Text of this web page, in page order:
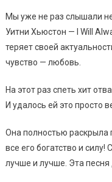
Мы уже не раз слышали
Уитни Хьюстон — I Will
теряет своей
чувство — любовь.
На этот раз спеть хит
И удалось ей это просто
Она полностью раскрыла
все его богатство и
лучше и лучше. Эта